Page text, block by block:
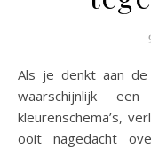
Als je denkt aan de inrichting van je huis, overweeg je
waarschijnlijk
kleurenschema’s,
ooit nagedacht